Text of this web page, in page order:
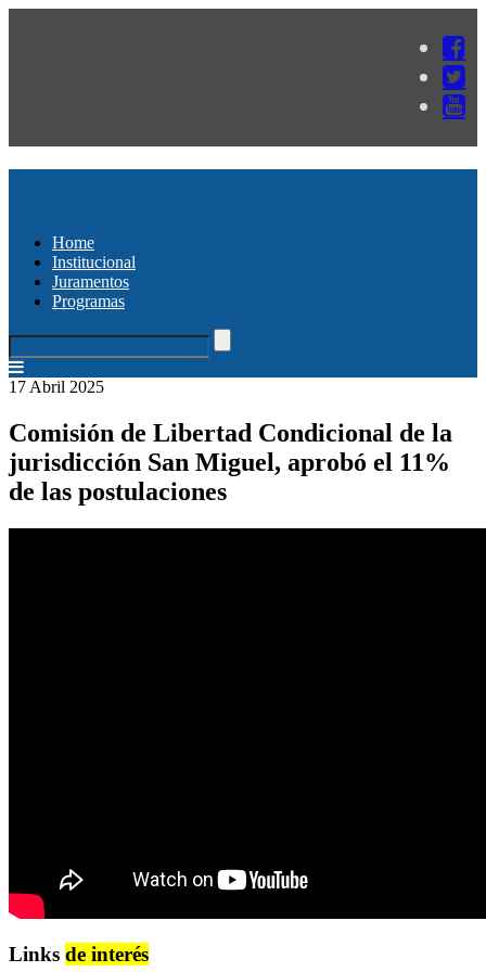
Home
Institucional
Juramentos
Programas
17 Abril 2025
Comisión de Libertad Condicional de la
jurisdicción San Miguel, aprobó el 11%
de las postulaciones
Links de interés